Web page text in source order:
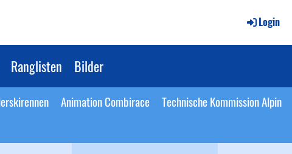
Login
Ranglisten Bilder
Animation Combirace
Technische Kommission Alpin